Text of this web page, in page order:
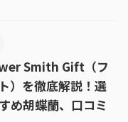
Smith Gift（フ
）を徹底解説！選
め胡蝶蘭、口コミ